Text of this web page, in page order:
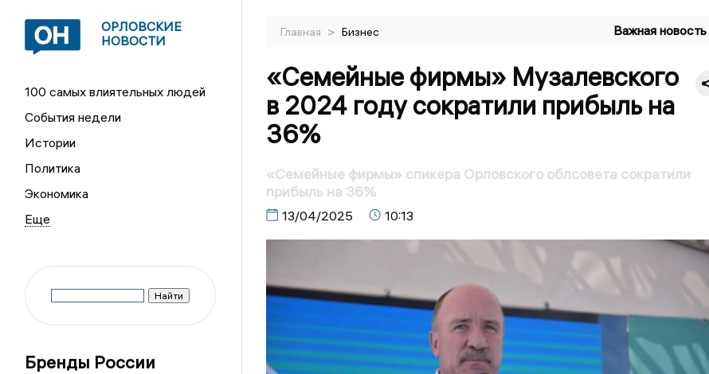
ОРЛОВСКИЕ
НОВОСТИ
100 самых влиятельных людей
События недели
Истории
Политика
Экономика
Бренды России
Главная > Бизнес Важная новость
«Семейные фирмы» Музалевского
в 2024 году сократили прибыль на
36%
«Семейные фирмы» спикера Орловского облсовета сократили
прибыль на 36%
13/04/2025 10:13